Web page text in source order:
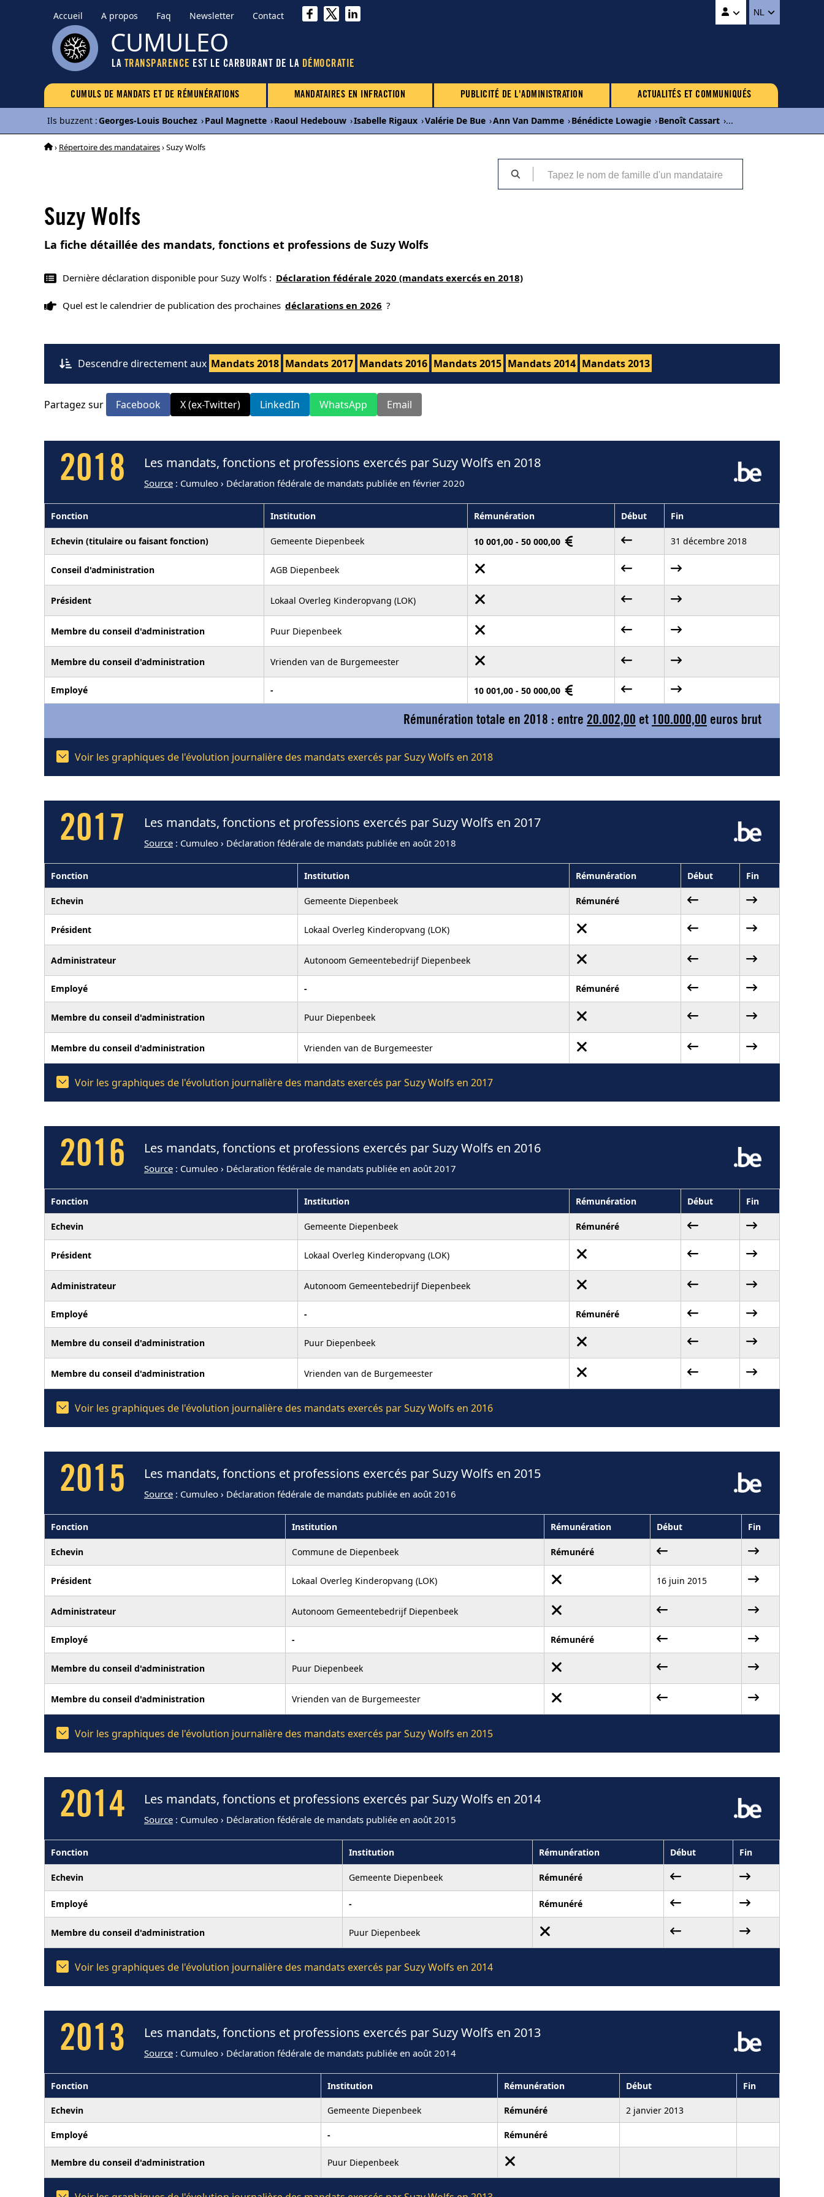
Accueil A propos Faq Newsletter Contact NL
CUMULEO
LA TRANSPARENCE EST LE CARBURANT DE LA DÉMOCRATIE
CUMULS DE MANDATS ET DE RÉMUNÉRATIONS MANDATAIRES EN INFRACTION PUBLICITÉ DE L'ADMINISTRATION ACTUALITÉS ET COMMUNIQUÉS
Ils buzzent :Georges-Louis Bouchez ›Paul Magnette ›Raoul Hedebouw ›Isabelle Rigaux ›Valérie De Bue ›Ann Van Damme ›Bénédicte Lowagie ›Benoît Cassart ›...
› Répertoire des mandataires› Suzy Wolfs
Suzy Wolfs
La fiche détaillée des mandats, fonctions et professions de Suzy Wolfs
Dernière déclaration disponible pour Suzy Wolfs : Déclaration fédérale 2020 (mandats exercés en 2018)
Quel est le calendrier de publication des prochaines déclarations en 2026 ?
Descendre directement aux Mandats 2018 Mandats 2017 Mandats 2016 Mandats 2015 Mandats 2014 Mandats 2013
Partagez sur Facebook X (ex-Twitter) LinkedIn WhatsApp Email
2018 Les mandats, fonctions et professions exercés par Suzy Wolfs en 2018
Source : Cumuleo › Déclaration fédérale de mandats publiée en février 2020
Fonction Institution Rémunération Début Fin
Echevin (titulaire ou faisant fonction) Gemeente Diepenbeek 10 001,00 - 50 000,00 31 décembre 2018
Conseil d'administration AGB Diepenbeek
Président Lokaal Overleg Kinderopvang (LOK)
Membre du conseil d'administration Puur Diepenbeek
Membre du conseil d'administration Vrienden van de Burgemeester
Employé - 10 001,00 - 50 000,00
Rémunération totale en 2018 : entre 20.002,00 et 100.000,00 euros brut
Voir les graphiques de l'évolution journalière des mandats exercés par Suzy Wolfs en 2018
2017 Les mandats, fonctions et professions exercés par Suzy Wolfs en 2017
Source : Cumuleo › Déclaration fédérale de mandats publiée en août 2018
Fonction Institution Rémunération Début Fin
Echevin Gemeente Diepenbeek Rémunéré
Président Lokaal Overleg Kinderopvang (LOK)
Administrateur Autonoom Gemeentebedrijf Diepenbeek
Employé - Rémunéré
Membre du conseil d'administration Puur Diepenbeek
Membre du conseil d'administration Vrienden van de Burgemeester
Voir les graphiques de l'évolution journalière des mandats exercés par Suzy Wolfs en 2017
2016 Les mandats, fonctions et professions exercés par Suzy Wolfs en 2016
Source : Cumuleo › Déclaration fédérale de mandats publiée en août 2017
Fonction Institution Rémunération Début Fin
Echevin Gemeente Diepenbeek Rémunéré
Président Lokaal Overleg Kinderopvang (LOK)
Administrateur Autonoom Gemeentebedrijf Diepenbeek
Employé - Rémunéré
Membre du conseil d'administration Puur Diepenbeek
Membre du conseil d'administration Vrienden van de Burgemeester
Voir les graphiques de l'évolution journalière des mandats exercés par Suzy Wolfs en 2016
2015 Les mandats, fonctions et professions exercés par Suzy Wolfs en 2015
Source : Cumuleo › Déclaration fédérale de mandats publiée en août 2016
Fonction Institution Rémunération Début Fin
Echevin Commune de Diepenbeek Rémunéré
Président Lokaal Overleg Kinderopvang (LOK) 16 juin 2015
Administrateur Autonoom Gemeentebedrijf Diepenbeek
Employé - Rémunéré
Membre du conseil d'administration Puur Diepenbeek
Membre du conseil d'administration Vrienden van de Burgemeester
Voir les graphiques de l'évolution journalière des mandats exercés par Suzy Wolfs en 2015
2014 Les mandats, fonctions et professions exercés par Suzy Wolfs en 2014
Source : Cumuleo › Déclaration fédérale de mandats publiée en août 2015
Fonction Institution Rémunération Début Fin
Echevin Gemeente Diepenbeek Rémunéré
Employé - Rémunéré
Membre du conseil d'administration Puur Diepenbeek
Voir les graphiques de l'évolution journalière des mandats exercés par Suzy Wolfs en 2014
2013 Les mandats, fonctions et professions exercés par Suzy Wolfs en 2013
Source : Cumuleo › Déclaration fédérale de mandats publiée en août 2014
Fonction Institution Rémunération Début Fin
Echevin Gemeente Diepenbeek Rémunéré 2 janvier 2013
Employé - Rémunéré
Membre du conseil d'administration Puur Diepenbeek